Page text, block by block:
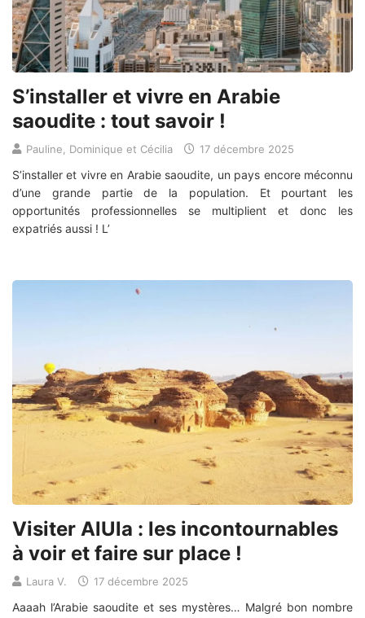
S’installer et vivre en Arabie
saoudite : tout savoir !
Pauline, Dominique et Cécilia 17 décembre 2025
S’installer et vivre en Arabie saoudite, un pays encore méconnu
d’une grande partie de la population. Et pourtant les
opportunités professionnelles se multiplient et donc les
expatriés aussi ! L’
Visiter AlUla : les incontournables
à voir et faire sur place !
Laura V. 17 décembre 2025
Aaaah l’Arabie saoudite et ses mystères… Malgré bon nombre